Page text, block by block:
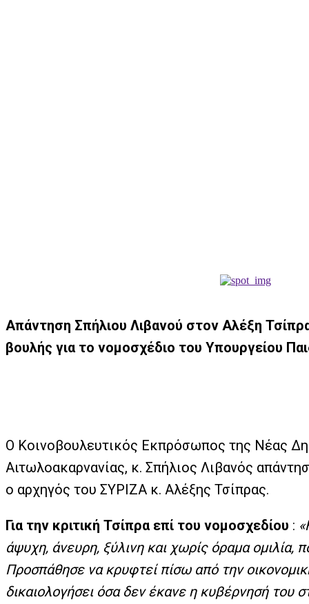
Απάντηση Σπήλιου Λιβανού στον Αλέξη
βουλής για το νομοσχέδιο του Υπουργείου
Ο Κοινοβουλευτικός Εκπρόσωπος της Νέας
Αιτωλοακαρνανίας, κ. Σπήλιος Λιβανός
ο αρχηγός του ΣΥΡΙΖΑ κ. Αλέξης Τσίπρας.
Για την κριτική Τσίπρα επί του νομοσχεδίου :
άψυχη, άνευρη, ξύλινη και χωρίς όραμα ομιλία,
Προσπάθησε να κρυφτεί πίσω από την
δικαιολογήσει όσα δεν έκανε η κυβέρνησή του